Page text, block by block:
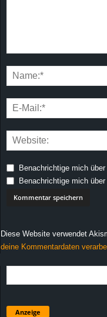
Benachrichtige mich
Benachrichtige mich
Diese Website verwendet
deine Kommentardaten
Anzeige